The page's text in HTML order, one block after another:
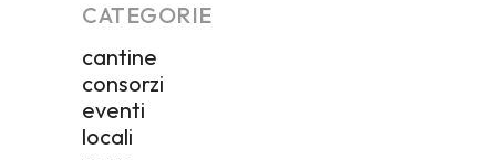
CATEGORIE
cantine
consorzi
eventi
locali